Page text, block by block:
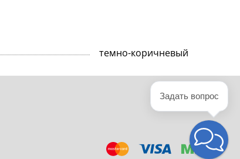
темно-коричневый
Задать вопрос